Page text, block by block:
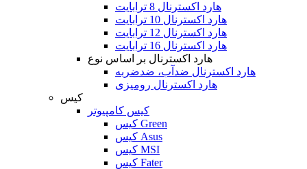
هارد اکسترنال 8 ترابایت
هارد اکسترنال 10 ترابایت
هارد اکسترنال 12 ترابایت
هارد اکسترنال 16 ترابایت
هارد اکسترنال بر اساس نوع
هارد اکسترنال ضدآب، ضدضربه
هارد اکسترنال رومیزی
کیس
کیس کامپیوتر
کیس Green
کیس Asus
کیس MSI
کیس Fater